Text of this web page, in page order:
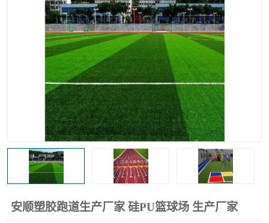
安顺塑胶跑道生产厂家 硅PU篮球场 生产厂家